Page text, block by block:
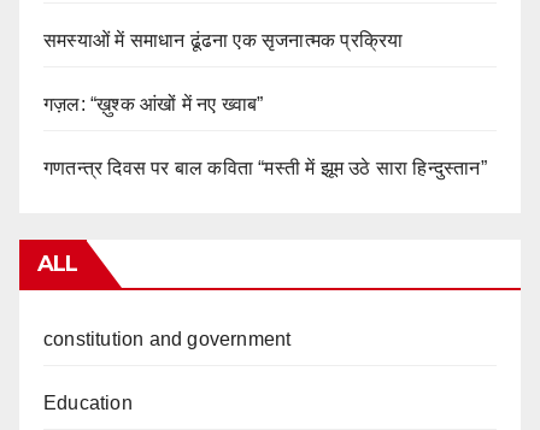
समस्याओं में समाधान ढूंढना एक सृजनात्मक प्रक्रिया
गज़ल: “ख़ुश्क आंखों में नए ख्वाब”
गणतन्त्र दिवस पर बाल कविता “मस्ती में झूम उठे सारा हिन्दुस्तान”
ALL
constitution and government
Education